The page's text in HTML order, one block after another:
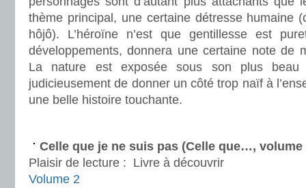
thème principal, une certaine détresse humaine
hôjô). L’héroïne n’est que gentillesse est
développements, donnera une certaine note de
La nature est exposée sous son plus beau
judicieusement de donner un côté trop naïf à
une belle histoire touchante.
Celle que je ne suis pas (Celle que…, volume
Plaisir de lecture : Livre à découvrir
Volume 2